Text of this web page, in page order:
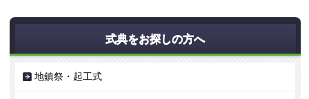
式典をお探しの方へ
地鎮祭・起工式